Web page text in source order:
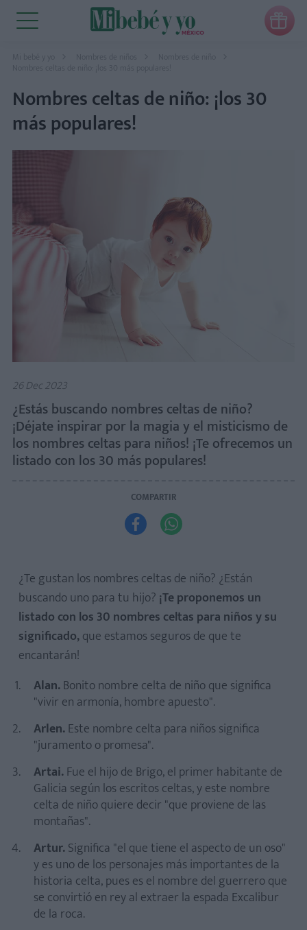

Mi bebé y yo
Nombres celtas de niño: ¡los 30 más populares!
Nombres celtas de niño: ¡los 30
más populares!
26 Dec 2023
¿Estás buscando nombres celtas de niño?
¡Déjate inspirar por la magia y el misticismo de
los nombres celtas para niños! ¡Te ofrecemos un
listado con los 30 más populares!
COMPARTIR
 
¿Te gustan los nombres celtas de niño? ¿Están
buscando uno para tu hijo? ¡Te proponemos un
listado con los 30 nombres celtas para niños y su
significado,que estamos seguros de que te
encantarán!
Alan.Bonito nombre celta de niño que significa
"vivir en armonía, hombre apuesto".
Arlen.Este nombre celta para niños significa
"juramento o promesa".
Artai.Fue el hijo de Brigo, el primer habitante de
Galicia según los escritos celtas, y este nombre
celta de niño quiere decir "que proviene de las
montañas".
Artur.Significa "el que tiene el aspecto de un oso"
y es uno de los personajes más importantes de la
historia celta, pues es el nombre del guerrero que
se convirtió en rey al extraer la espada Excalibur
de la roca.